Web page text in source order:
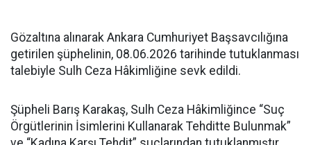
Gözaltına alınarak Ankara Cumhuriyet Başsavcılığına
getirilen şüphelinin, 08.06.2026 tarihinde tutuklanması
talebiyle Sulh Ceza Hâkimliğine sevk edildi.
Şüpheli Barış Karakaş, Sulh Ceza Hâkimliğince “Suç
Örgütlerinin İsimlerini Kullanarak Tehditte Bulunmak”